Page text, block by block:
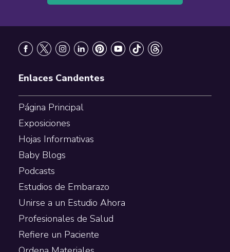
Enlaces Candentes
Página Principal
Exposiciones
Hojas Informativas
Baby Blogs
Podcasts
Estudios de Embarazo
Unirse a un Estudio Ahora
Profesionales de Salud
Refiere un Paciente